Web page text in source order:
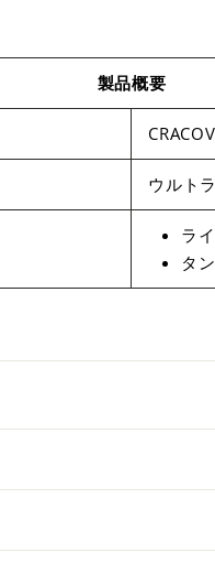
製品概要
ウルト
ラ
タ